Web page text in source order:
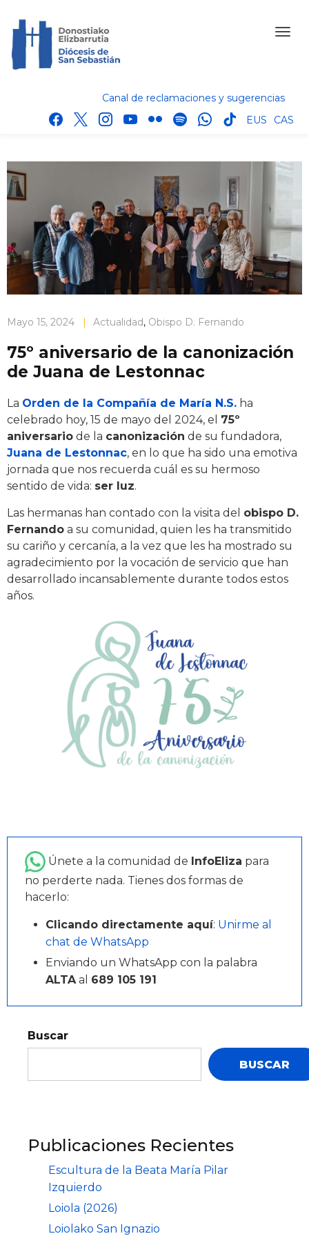
Canal de reclamaciones y sugerencias
facebook
x instagram
youtube
flickr spotifywhatsapp
tik
EUS CAS
Mayo 15, 2024 | Actualidad, Obispo D. Fernando
75º aniversario de la canonización
de Juana de Lestonnac
La Orden de la Compañía de María N.S. ha
celebrado hoy, 15 de mayo del 2024, el 75º
aniversario de la canonización de su fundadora,
Juana de Lestonnac, en lo que ha sido una emotiva
jornada que nos recuerda cuál es su hermoso
sentido de vida: ser luz.
Las hermanas han contado con la visita del obispo D.
Fernando a su comunidad, quien les ha transmitido
su cariño y cercanía, a la vez que les ha mostrado su
agradecimiento por la vocación de servicio que han
desarrollado incansablemente durante todos estos
años.
Únete a la comunidad de InfoEliza para
no perderte nada. Tienes dos formas de
hacerlo:
Clicando directamente aquí: Unirme al
chat de WhatsApp
Enviando un WhatsApp con la palabra
ALTAal 689 105 191
Buscar
BUSCAR
Publicaciones Recientes
Escultura de la Beata María Pilar
Izquierdo
Loiola (2026)
Loiolako San Ignazio